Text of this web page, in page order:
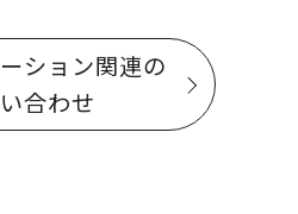
ション関連の
合わせ